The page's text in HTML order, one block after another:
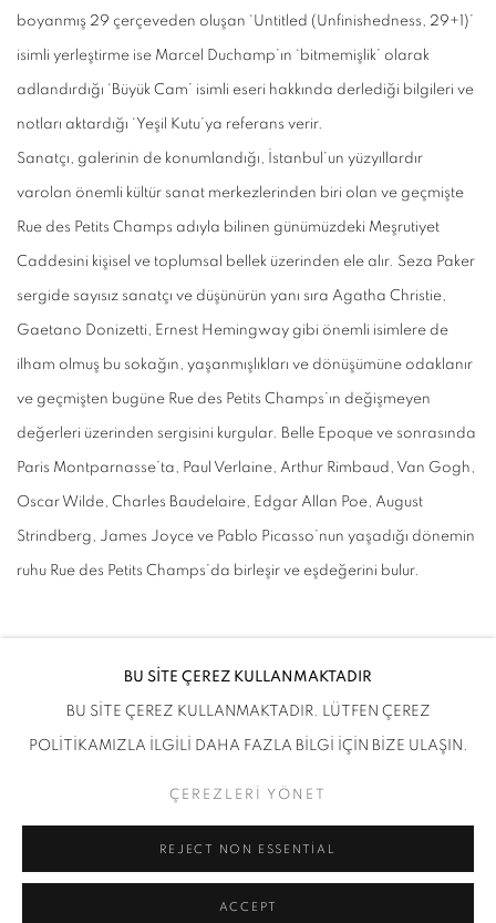
boyanmış 29 çerçeveden oluşan ‘Untitled (Unfinishedness, 29+1)’
isimli yerleştirme ise Marcel Duchamp’ın ‘bitmemişlik’ olarak
adlandırdığı ‘Büyük Cam’ isimli eseri hakkında derlediği bilgileri ve
notları aktardığı ‘Yeşil Kutu’ya referans verir.
Sanatçı, galerinin de konumlandığı, İstanbul’un yüzyıllardır
varolan önemli kültür sanat merkezlerinden biri olan ve geçmişte
Rue des Petits Champs adıyla bilinen günümüzdeki Meşrutiyet
Caddesini kişisel ve toplumsal bellek üzerinden ele alır. Seza Paker
sergide sayısız sanatçı ve düşünürün yanı sıra Agatha Christie,
Gaetano Donizetti, Ernest Hemingway gibi önemli isimlere de
ilham olmuş bu sokağın, yaşanmışlıkları ve dönüşümüne odaklanır
ve geçmişten bugüne Rue des Petits Champs’ın değişmeyen
değerleri üzerinden sergisini kurgular. Belle Epoque ve sonrasında
Paris Montparnasse’ta, Paul Verlaine, Arthur Rimbaud, Van Gogh,
Oscar Wilde, Charles Baudelaire, Edgar Allan Poe, August
Strindberg, James Joyce ve Pablo Picasso’nun yaşadığı dönemin
ruhu Rue des Petits Champs’da birleşir ve eşdeğerini bulur.
BU SİTE ÇEREZ KULLANMAKTADIR
BU SİTE ÇEREZ KULLANMAKTADIR. LÜTFEN ÇEREZ
POLİTİKAMIZLA İLGİLİ DAHA FAZLA BİLGİ İÇİN BİZE ULAŞIN.
ÇEREZLERİ YÖNET
REJECT NON ESSENTIAL
ACCEPT